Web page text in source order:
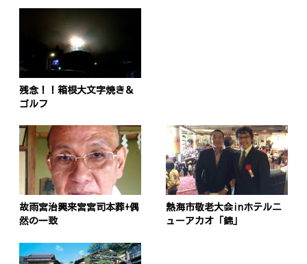
残念！！箱根大文字焼き＆
ゴルフ
故雨宮治興来宮宮司本葬+偶
然の一致
熱海市敬老大会inホテルニ
ューアカオ「錦」